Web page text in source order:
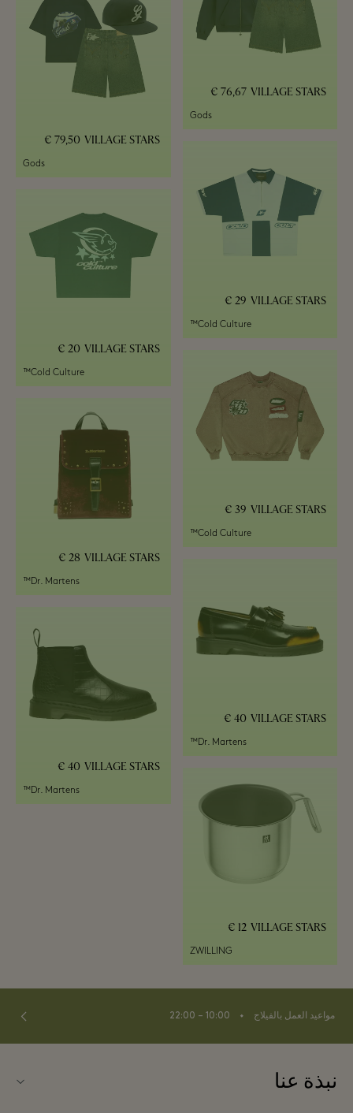
VILLAGE STARS
76,67 €
Gods
VILLAGE STARS
79,50 €
Gods
VILLAGE STARS
29 €
Cold Culture™
VILLAGE STARS
20 €
Cold Culture™
VILLAGE STARS
39 €
Cold Culture™
VILLAGE STARS
28 €
Dr. Martens™
VILLAGE STARS
40 €
Dr. Martens™
VILLAGE STARS
40 €
Dr. Martens™
VILLAGE STARS
12 €
ZWILLING
مواعيد العمل بالفيلاج ⬩
10:00 – 22:00
نبذة عنا